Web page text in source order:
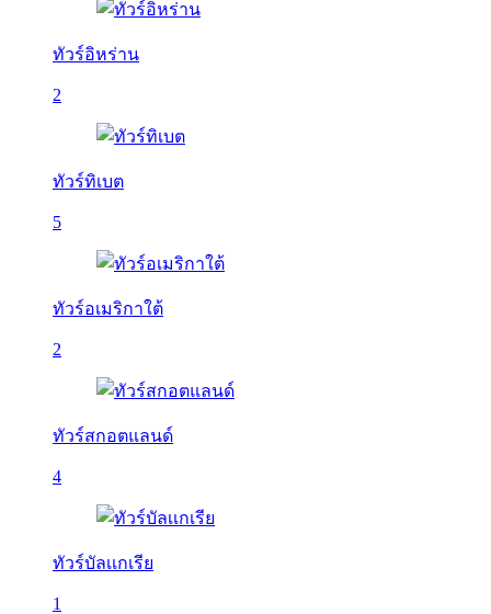
ทัวร์อิหร่าน
2
ทัวร์ทิเบต
5
ทัวร์อเมริกาใต้
2
ทัวร์สกอตแลนด์
4
ทัวร์บัลเเกเรีย
1